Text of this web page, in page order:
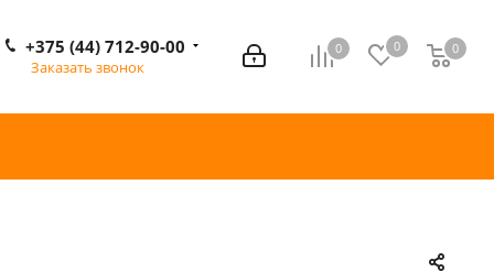
0 0 0
0
+375 (44) 712-90-00
Заказать звонок